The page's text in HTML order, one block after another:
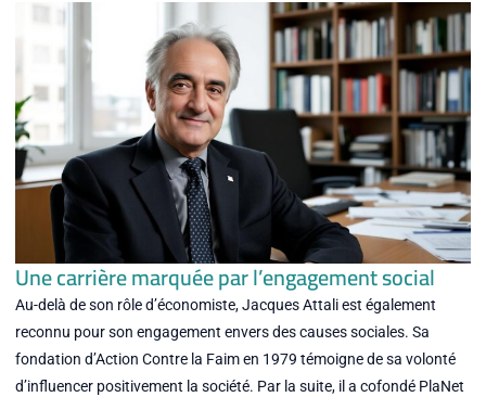
Une carrière marquée par l’engagement social
Au-delà de son rôle d’économiste, Jacques Attali est également
reconnu pour son engagement envers des causes sociales. Sa
fondation d’Action Contre la Faim en 1979 témoigne de sa volonté
d’influencer positivement la société. Par la suite, il a cofondé PlaNet